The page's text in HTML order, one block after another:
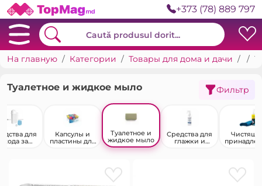
+373 (78) 889 797
На главную Категории Товары для дома и дачи Туалетное и жидкое мыло
Туалетное и жидкое мыло Фильтр
для
ухода за
Капсулы и
пластины для
Туалетное и
жидкое мыло
Средства для
глажки и